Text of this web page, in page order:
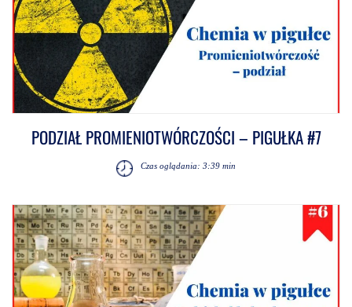
PODZIAŁ PROMIENIOTWÓRCZOŚCI – PIGUŁKA #7
Czas oglądania: 3:39 min